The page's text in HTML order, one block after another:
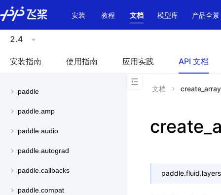
\u200E
安装
教程 文档 模型库 产品全景
2.4
安装指南 使用指南 应用实践 API 文档
paddle
paddle.amp
paddle.audio
paddle.autograd
paddle.callbacks
paddle.compat
文档 create_array